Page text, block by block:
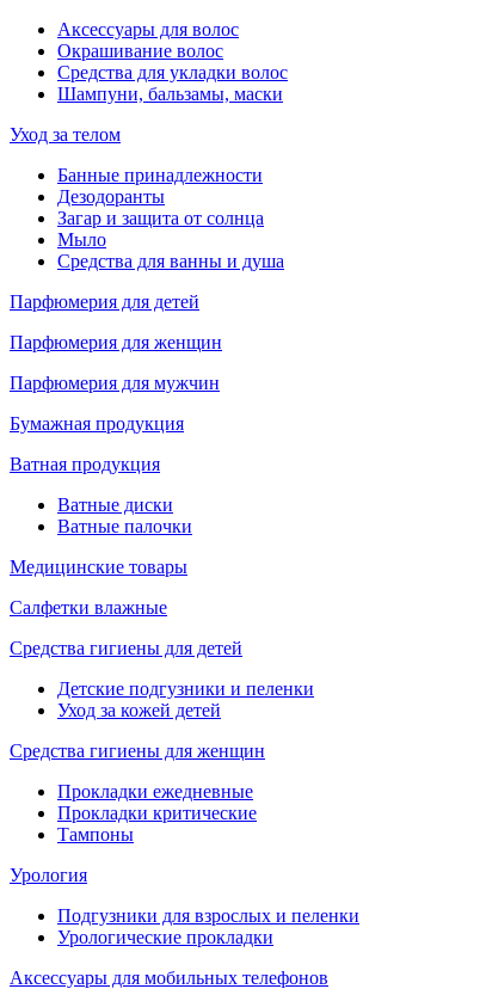
Аксессуары для волос
Окрашивание волос
Средства для укладки волос
Шампуни, бальзамы, маски
Уход за телом
Банные принадлежности
Дезодоранты
Загар и защита от солнца
Мыло
Средства для ванны и душа
Парфюмерия для детей
Парфюмерия для женщин
Парфюмерия для мужчин
Бумажная продукция
Ватная продукция
Ватные диски
Ватные палочки
Медицинские товары
Салфетки влажные
Средства гигиены для детей
Детские подгузники и пеленки
Уход за кожей детей
Средства гигиены для женщин
Прокладки ежедневные
Прокладки критические
Тампоны
Урология
Подгузники для взрослых и пеленки
Урологические прокладки
Аксессуары для мобильных телефонов